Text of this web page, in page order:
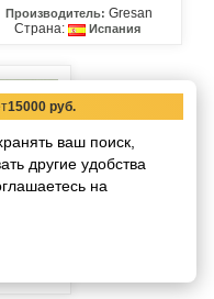
Производитель: Gresan
Страна:
Испания
15000 руб.
ваш поиск,
другие удобства
на